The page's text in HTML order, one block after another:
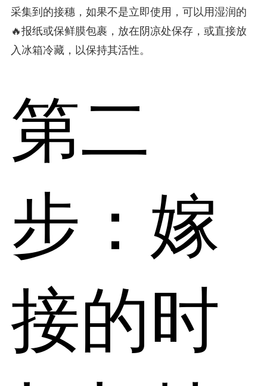
采集到的接穗，如果不是立即使用，可以用湿润的
🔥报纸或保鲜膜包裹，放在阴凉处保存，或直接放
入冰箱冷藏，以保持其活性。
第二
步：嫁
接的时